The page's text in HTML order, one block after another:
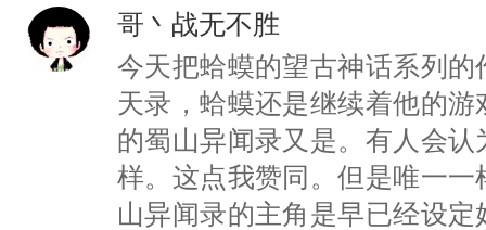
哥丶战无不胜
今天把蛤蟆的望古神话系列
天录，蛤蟆还是继续着他的
的蜀山异闻录又是。有人会
样。这点我赞同。但是唯一
山异闻录的主角是早已经设